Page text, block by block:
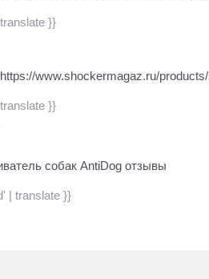
}}
www.shockermagaz.ru/
}}
собак AntiDog отзывы
| translate }}